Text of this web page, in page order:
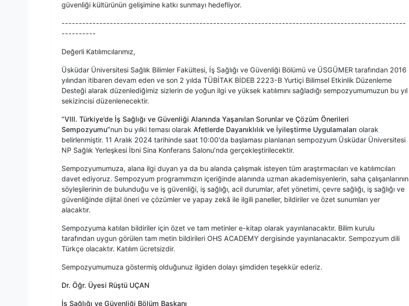
güvenliği kültürünün gelişimine katkı sunmayı hedefliyor.
----------------------------------------------------------------------------------------------------
----------
Değerli Katılımcılarımız,
Üsküdar Üniversitesi Sağlık Bilimler Fakültesi, İş Sağlığı ve Güvenliği Bölümü ve ÜSGÜMER tarafından 2016
yılından itibaren devam eden ve son 2 yılda TÜBİTAK BİDEB 2223-B Yurtiçi Bilimsel Etkinlik Düzenleme
Desteği alarak düzenlediğimiz sizlerin de yoğun ilgi ve yüksek katılımını sağladığı sempozyumumuzun bu yıl
sekizincisi düzenlenecektir.
“VIII. Türkiye’de İş Sağlığı ve Güvenliği Alanında Yaşanılan Sorunlar ve Çözüm Önerileri
Sempozyumu”nun bu yılki teması olarak Afetlerde Dayanıklılık ve İyileştirme Uygulamaları olarak
belirlenmiştir. 11 Aralık 2024 tarihinde saat 10:00'da başlaması planlanan sempozyum Üsküdar Üniversitesi
NP Sağlık Yerleşkesi İbni Sina Konferans Salonu’nda gerçekleştirilecektir.
Sempozyumumuza, alana ilgi duyan ya da bu alanda çalışmak isteyen tüm araştırmacıları ve katılımcıları
davet ediyoruz. Sempozyum programımızın içeriğinde alanında uzman akademisyenlerin, saha çalışanlarının
söyleşilerinin de bulunduğu ve iş güvenliği, iş sağlığı, acil durumlar, afet yönetimi, çevre sağlığı, iş sağlığı ve
güvenliğinde dijital öneri ve çözümler ve yapay zekâ ile ilgili paneller, bildiriler ve özet sunumları yer
alacaktır.
Sempozyuma katılan bildiriler için özet ve tam metinler e-kitap olarak yayınlanacaktır. Bilim kurulu
tarafından uygun görülen tam metin bildirileri OHS ACADEMY dergisinde yayınlanacaktır. Sempozyum dili
Türkçe olacaktır. Katılım ücretsizdir.
Sempozyumumuza göstermiş olduğunuz ilgiden dolayı şimdiden teşekkür ederiz.
Dr. Öğr. Üyesi Rüştü UÇAN
İş Sağlığı ve Güvenliği Bölüm Başkanı